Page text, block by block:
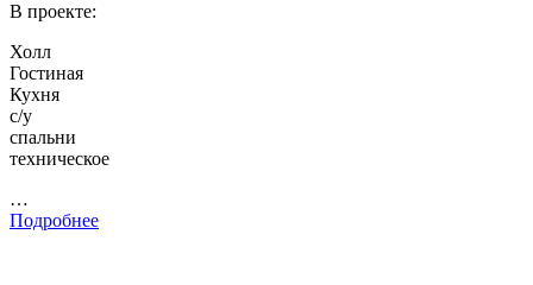
В проекте:
Холл
Гостиная
Кухня
с/у
спальни
техническое
…
Подробнее